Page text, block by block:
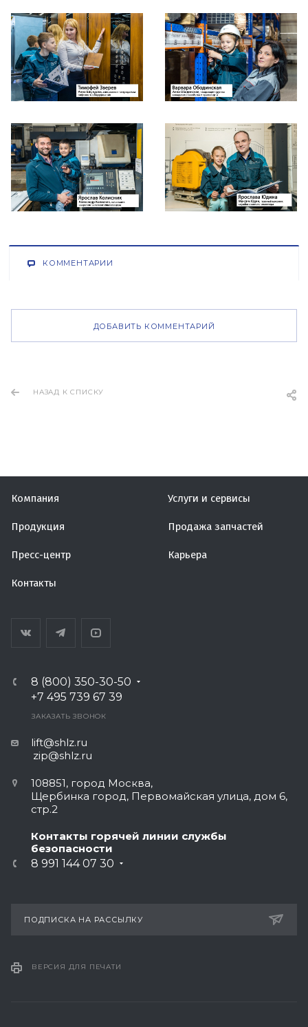
КОММЕНТАРИИ
ДОБАВИТЬ КОММЕНТАРИЙ
НАЗАД К СПИСКУ
Компания Услуги и сервисы
Продукция Продажа запчастей
Пресс-центр Карьера
Контакты
8 (800) 350-30-50
+7 495 739 67 39
ЗАКАЗАТЬ ЗВОНОК
lift@shlz.ru
zip@shlz.ru
108851, город Москва,
Щербинка город, Первомайская улица, дом 6,
стр.2
Контакты горячей линии службы
безопасности
8 991 144 07 30
ПОДПИСКА НА РАССЫЛКУ
ВЕРСИЯ ДЛЯ ПЕЧАТИ